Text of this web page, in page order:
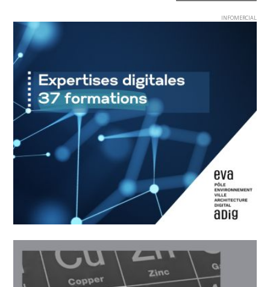
INFOMERCIAL